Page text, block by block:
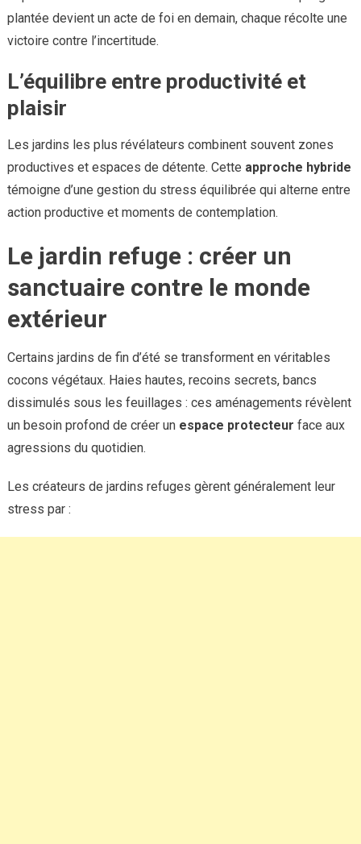
plantée devient un acte de foi en demain, chaque récolte une
victoire contre l’incertitude.
L’équilibre entre productivité et
plaisir
Les jardins les plus révélateurs combinent souvent zones
productives et espaces de détente. Cette approche hybride
témoigne d’une gestion du stress équilibrée qui alterne entre
action productive et moments de contemplation.
Le jardin refuge : créer un
sanctuaire contre le monde
extérieur
Certains jardins de fin d’été se transforment en véritables
cocons végétaux. Haies hautes, recoins secrets, bancs
dissimulés sous les feuillages : ces aménagements révèlent
un besoin profond de créer un espace protecteur face aux
agressions du quotidien.
Les créateurs de jardins refuges gèrent généralement leur
stress par :